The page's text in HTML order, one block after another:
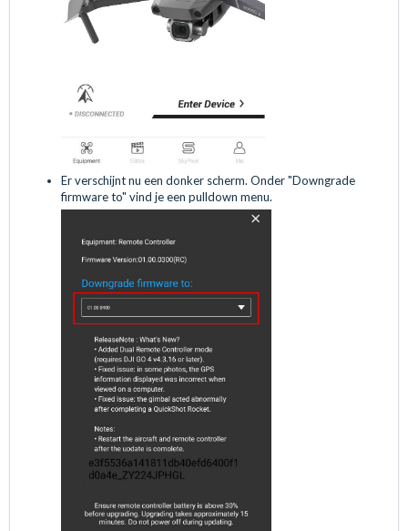
Er verschijnt nu een donker scherm. Onder "Downgrade
firmware to" vind je een pulldown menu.